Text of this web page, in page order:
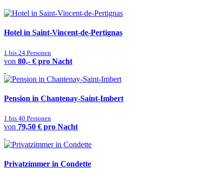
Hotel in Saint-Vincent-de-Pertignas
1 bis 24 Personen
von 80,- € pro Nacht
Pension in Chantenay-Saint-Imbert
1 bis 40 Personen
von 79,50 € pro Nacht
Privatzimmer in Condette